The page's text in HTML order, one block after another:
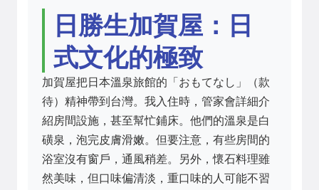
日勝生加賀屋：日
式文化的極致
加賀屋把日本溫泉旅館的「おもてなし」（款
待）精神帶到台灣。我入住時，管家會詳細介
紹房間設施，甚至幫忙鋪床。他們的溫泉是白
磺泉，泡完皮膚滑嫩。但要注意，有些房間的
浴室沒有窗戶，通風稍差。另外，懷石料理雖
然美味，但口味偏清淡，重口味的人可能不習